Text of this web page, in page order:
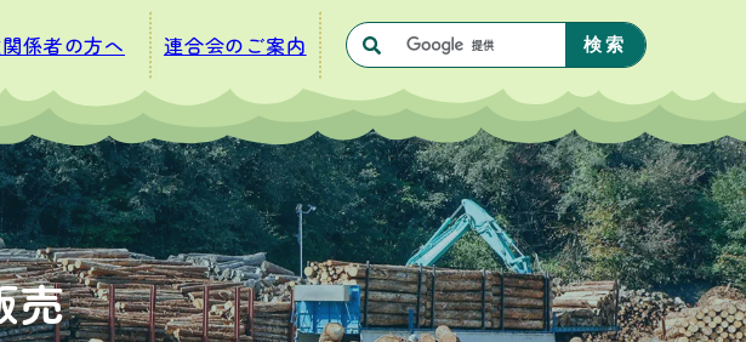
係者の方へ 連合会のご案内
売